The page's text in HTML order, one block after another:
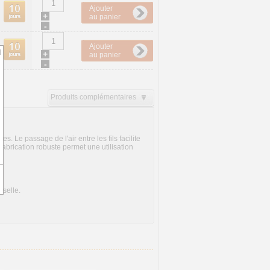
+
-
Ajouter
au panier
+
-
Ajouter
au panier
Produits complémentaires
Le passage de l'air entre les fils facilite
robuste permet une utilisation